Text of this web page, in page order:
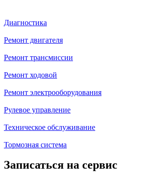
Диагностика
Ремонт двигателя
Ремонт трансмиссии
Ремонт ходовой
Ремонт электрооборудования
Рулевое управление
Техническое обслуживание
Тормозная система
Записаться на сервис